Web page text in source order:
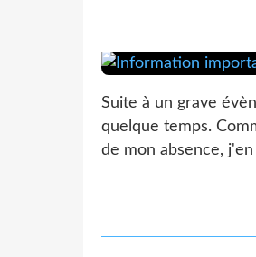
Suite à un grave
quelque temps.
de mon absence,